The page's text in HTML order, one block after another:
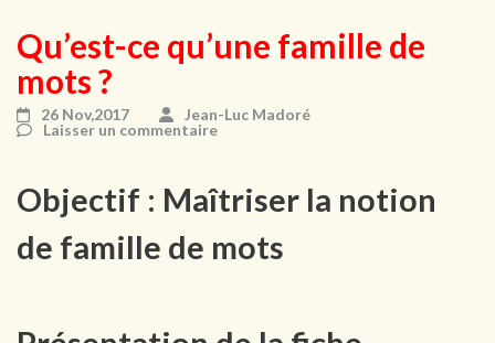
Qu’est-ce qu’une famille de
mots ?
26 Nov,2017
Jean-Luc Madoré
Laisser un commentaire
Objectif : Maîtriser la notion
de famille de mots